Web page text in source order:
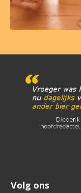
Volg ons